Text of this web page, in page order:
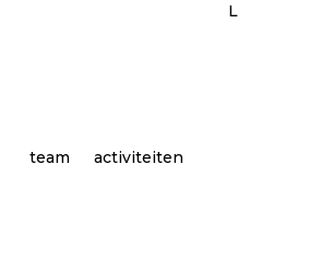
L
team activiteiten